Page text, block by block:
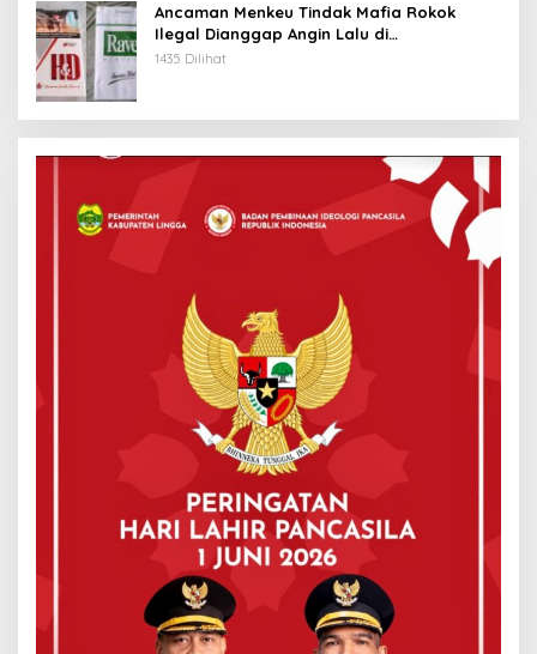
Ancaman Menkeu Tindak Mafia Rokok
Ilegal Dianggap Angin Lalu di
Tanjungpinang
1435 Dilihat